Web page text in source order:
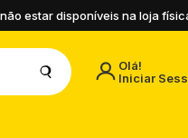
estar disponíveis na loja
Olá!
Iniciar